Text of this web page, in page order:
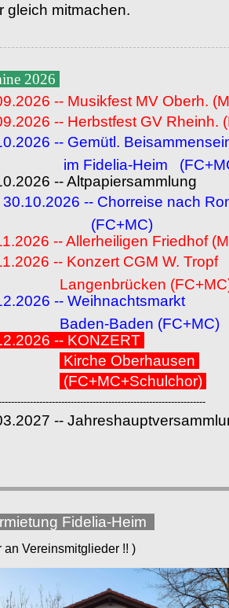
gleich mitmachen.
2026
-- Musikfest MV Oberh.
-- Herbstfest GV Rheinh.
-- Gemütl.
Fidelia-Heim
-- Altpapiersammlung
30.10.2026 -- Chorreise nach
-- Allerheiligen Friedhof
-- Konzert CGM W. Tropf
-- Weihnachtsmarkt
Baden (FC+MC)
-- KONZERT
Kirche Oberhausen
(FC+MC+Schulchor)
--
Fidelia-Heim
Vereinsmitglieder !! )